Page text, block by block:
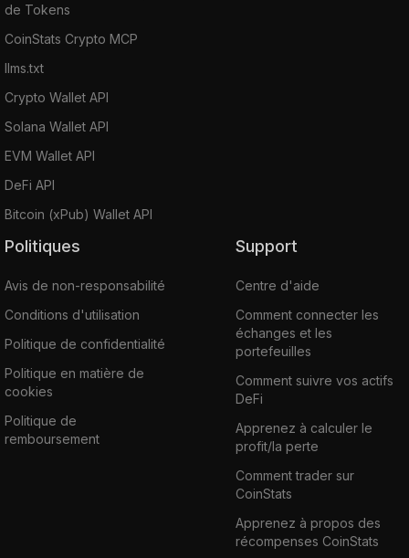
de Tokens
CoinStats Crypto MCP
llms.txt
Crypto Wallet API
Solana Wallet API
EVM Wallet API
DeFi API
Bitcoin (xPub) Wallet API
Politiques
Avis de non-responsabilité
Conditions d'utilisation
Politique de confidentialité
Politique en matière de
cookies
Politique de
remboursement
Support
Centre d'aide
Comment connecter les
échanges et les
portefeuilles
Comment suivre vos actifs
DeFi
Apprenez à calculer le
profit/la perte
Comment trader sur
CoinStats
Apprenez à propos des
récompenses CoinStats